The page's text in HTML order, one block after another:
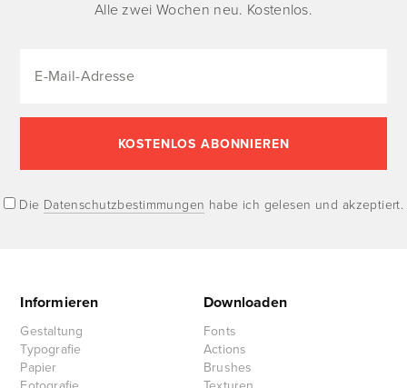
Alle zwei Wochen neu. Kostenlos.
Die Datenschutzbestimmungen habe ich gelesen und akzeptiert.
Informieren
Gestaltung
Typografie
Papier
Downloaden
Fonts
Actions
Brushes